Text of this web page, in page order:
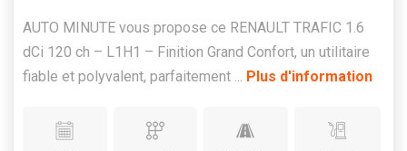
AUTO MINUTE vous propose ce RENAULT TRAFIC 1.6
dCi 120 ch – L1H1 – Finition Grand Confort, un utilitaire
fiable et polyvalent, parfaitement ... Plus d'information